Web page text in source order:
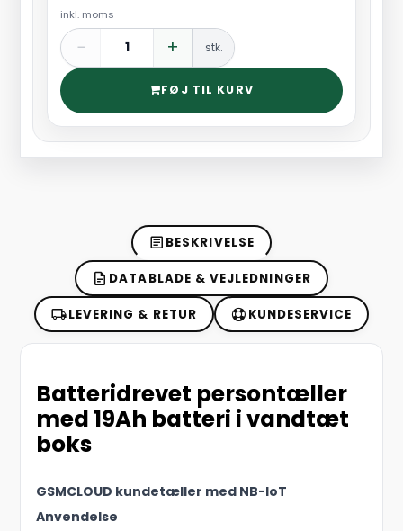
inkl. moms
− + stk.
FØJ TIL KURV
BESKRIVELSE
DATABLADE & VEJLEDNINGER
LEVERING & RETUR KUNDESERVICE
Batteridrevet persontæller
med 19Ah batteri i vandtæt
boks
GSMCLOUD kundetæller med NB-IoT
Anvendelse